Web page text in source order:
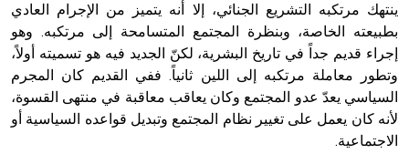
الملوك الذين حكموا مدينة إديسا (الرها) من أبجر الأول وحتى
التاسع، وهم ينتسبون إلى أسرة أوسروين
- هل تعلم أن الأبجدية الكنعانية تتألف من /22/ علامة كتابية
sign تكتب منفصلة غير متصلة، وتعتمد المبدأ الأكوروفوني،
ينتهك مرتكبه التشريع الجنائي، إلا أنه يتميز من الإجرام العادي
بطبيعته الخاصة، وبنظرة المجتمع المتسامحة إلى مرتكبه. وهو
إجراء قديم جداً في تاريخ البشرية، لكنّ الجديد فيه هو تسميته أولاً،
وتطور معاملة مرتكبه إلى اللين ثانياً. ففي القديم كان المجرم
السياسي يعدّ عدو المجتمع وكان يعاقب معاقبة في منتهى القسوة،
لأنه كان يعمل على تغيير نظام المجتمع وتبديل قواعده السياسية أو
الاجتماعية.